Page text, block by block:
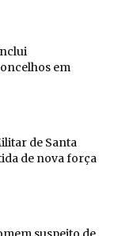
em
de Santa
de nova força